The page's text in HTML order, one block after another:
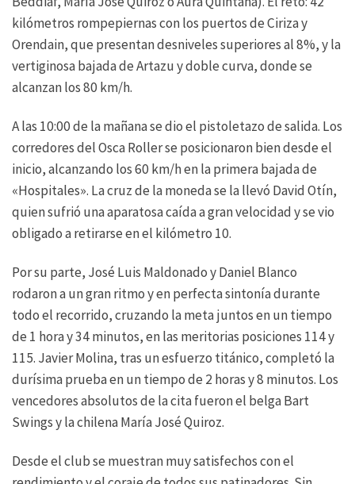
kilómetros rompepiernas con los puertos de Ciriza y
Orendain, que presentan desniveles superiores al 8%, y la
vertiginosa bajada de Artazu y doble curva, donde se
alcanzan los 80 km/h.
A las 10:00 de la mañana se dio el pistoletazo de salida. Los
corredores del Osca Roller se posicionaron bien desde el
inicio, alcanzando los 60 km/h en la primera bajada de
«Hospitales». La cruz de la moneda se la llevó David Otín,
quien sufrió una aparatosa caída a gran velocidad y se vio
obligado a retirarse en el kilómetro 10.
Por su parte, José Luis Maldonado y Daniel Blanco
rodaron a un gran ritmo y en perfecta sintonía durante
todo el recorrido, cruzando la meta juntos en un tiempo
de 1 hora y 34 minutos, en las meritorias posiciones 114 y
115. Javier Molina, tras un esfuerzo titánico, completó la
durísima prueba en un tiempo de 2 horas y 8 minutos. Los
vencedores absolutos de la cita fueron el belga Bart
Swings y la chilena María José Quiroz.
Desde el club se muestran muy satisfechos con el